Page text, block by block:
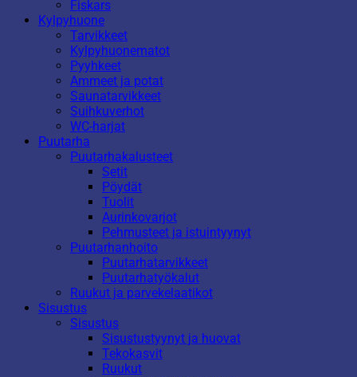
Fiskars
Kylpyhuone
Tarvikkeet
Kylpyhuonematot
Pyyhkeet
Ammeet ja potat
Saunatarvikkeet
Suihkuverhot
WC-harjat
Puutarha
Puutarhakalusteet
Setit
Pöydät
Tuolit
Aurinkovarjot
Pehmusteet ja istuintyynyt
Puutarhanhoito
Puutarhatarvikkeet
Puutarhatyökalut
Ruukut ja parvekelaatikot
Sisustus
Sisustus
Sisustustyynyt ja huovat
Tekokasvit
Ruukut